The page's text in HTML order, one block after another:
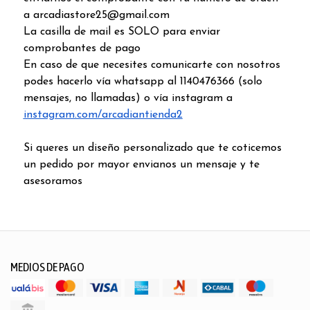
a arcadiastore25@gmail.com
La casilla de mail es SOLO para enviar
comprobantes de pago
En caso de que necesites comunicarte con nosotros
podes hacerlo vía whatsapp al 1140476366 (solo
mensajes, no llamadas) o vía instagram a
instagram.com/arcadiantienda2
Si queres un diseño personalizado que te coticemos
un pedido por mayor envianos un mensaje y te
asesoramos
MEDIOS DE PAGO